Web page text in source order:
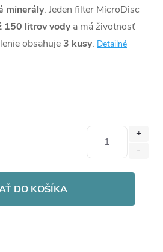
minerály. Jeden filter MicroDisc
150 litrov vodya má životnosť
obsahuje3 kusy. Detailné
DO KOŠÍKA